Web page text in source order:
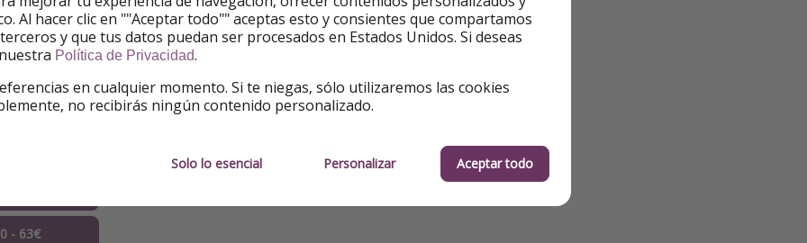
- 95€
- 91€
- 91€
- 63€
Al hacer clic en ""Aceptar todo"" aceptas esto y consientes que compartamos
y que tus datos puedan ser procesados en Estados Unidos. Si deseas
Política de Privacidad.
en cualquier momento. Si te niegas, sólo utilizaremos las cookies
no recibirás ningún contenido personalizado.
Solo lo esencial Personalizar Aceptar todo